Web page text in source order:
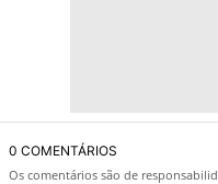
0 COMENTÁRIOS
Os comentários são de